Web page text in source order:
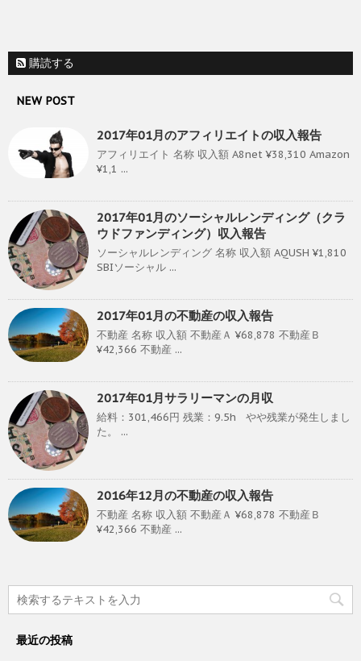
購読する
NEW POST
2017年01月のアフィリエイトの収入報告
アフィリエイト 名称 収入額 A8net ¥38,310 Amazon
¥1,1 ...
2017年01月のソーシャルレンディング（クラ
ウドファンディング）収入報告
ソーシャルレンディング 名称 収入額 AQUSH ¥1,810
SBIソーシャル ...
2017年01月の不動産の収入報告
不動産 名称 収入額 不動産Ａ ¥68,878 不動産Ｂ
¥42,366 不動産 ...
2017年01月サラリーマンの月収
給料：301,466円 残業：9.5h やや残業が発生しまし
た。 ...
2016年12月の不動産の収入報告
不動産 名称 収入額 不動産Ａ ¥68,878 不動産Ｂ
¥42,366 不動産 ...
最近の投稿